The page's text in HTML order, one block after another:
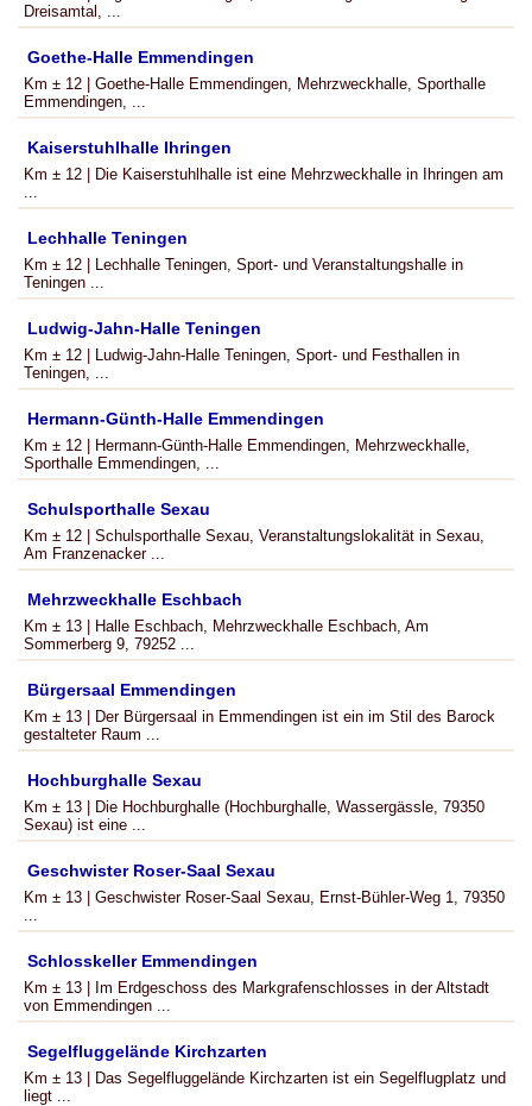
Dreisamtal, ...
Goethe-Halle Emmendingen
Km ± 12 | Goethe-Halle Emmendingen, Mehrzweckhalle, Sporthalle
Emmendingen, ...
Kaiserstuhlhalle Ihringen
Km ± 12 | Die Kaiserstuhlhalle ist eine Mehrzweckhalle in Ihringen am
...
Lechhalle Teningen
Km ± 12 | Lechhalle Teningen, Sport- und Veranstaltungshalle in
Teningen ...
Ludwig-Jahn-Halle Teningen
Km ± 12 | Ludwig-Jahn-Halle Teningen, Sport- und Festhallen in
Teningen, ...
Hermann-Günth-Halle Emmendingen
Km ± 12 | Hermann-Günth-Halle Emmendingen, Mehrzweckhalle,
Sporthalle Emmendingen, ...
Schulsporthalle Sexau
Km ± 12 | Schulsporthalle Sexau, Veranstaltungslokalität in Sexau,
Am Franzenacker ...
Mehrzweckhalle Eschbach
Km ± 13 | Halle Eschbach, Mehrzweckhalle Eschbach, Am
Sommerberg 9, 79252 ...
Bürgersaal Emmendingen
Km ± 13 | Der Bürgersaal in Emmendingen ist ein im Stil des Barock
gestalteter Raum ...
Hochburghalle Sexau
Km ± 13 | Die Hochburghalle (Hochburghalle, Wassergässle, 79350
Sexau) ist eine ...
Geschwister Roser-Saal Sexau
Km ± 13 | Geschwister Roser-Saal Sexau, Ernst-Bühler-Weg 1, 79350
...
Schlosskeller Emmendingen
Km ± 13 | Im Erdgeschoss des Markgrafenschlosses in der Altstadt
von Emmendingen ...
Segelfluggelände Kirchzarten
Km ± 13 | Das Segelfluggelände Kirchzarten ist ein Segelflugplatz und
liegt ...